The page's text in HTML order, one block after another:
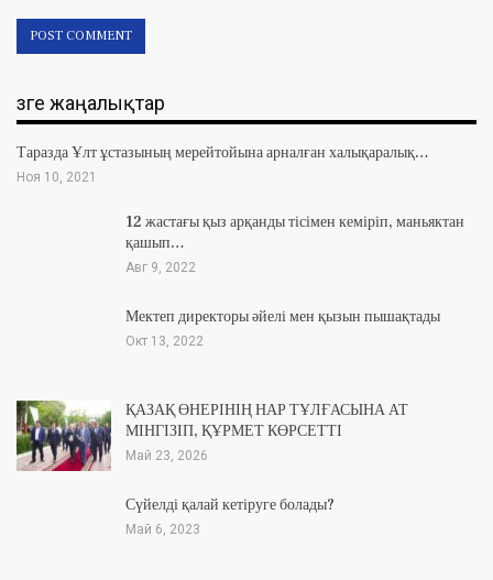
Өзге жаңалықтар
Таразда Ұлт ұстазының мерейтойына арналған халықаралық…
Ноя 10, 2021
12 жастағы қыз арқанды тісімен кеміріп, маньяктан
қашып…
Авг 9, 2022
Мектеп директоры әйелі мен қызын пышақтады
Окт 13, 2022
ҚАЗАҚ ӨНЕРІНІҢ НАР ТҰЛҒАСЫНА АТ
МІНГІЗІП, ҚҰРМЕТ КӨРСЕТТІ
Май 23, 2026
Сүйелді қалай кетіруге болады?
Май 6, 2023